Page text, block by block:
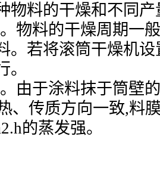
物料的干燥和不同
物料的干燥周期一
。若将滚筒干燥机
由于涂料抹于筒壁
、传质方向一致,料
的蒸发强。